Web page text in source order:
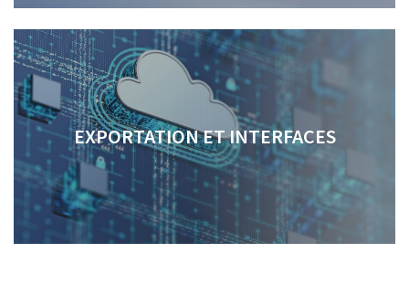
EXPORTATION ET INTERFACES